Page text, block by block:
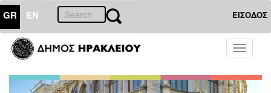
GR EN ΕΙΣΟΔΟΣ
Toggle
ΔΗΜΟΣ
Δελτία
Τύπου